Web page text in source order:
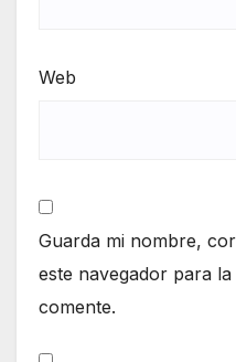
Web
Guarda mi nombre,
este navegador para
comente.